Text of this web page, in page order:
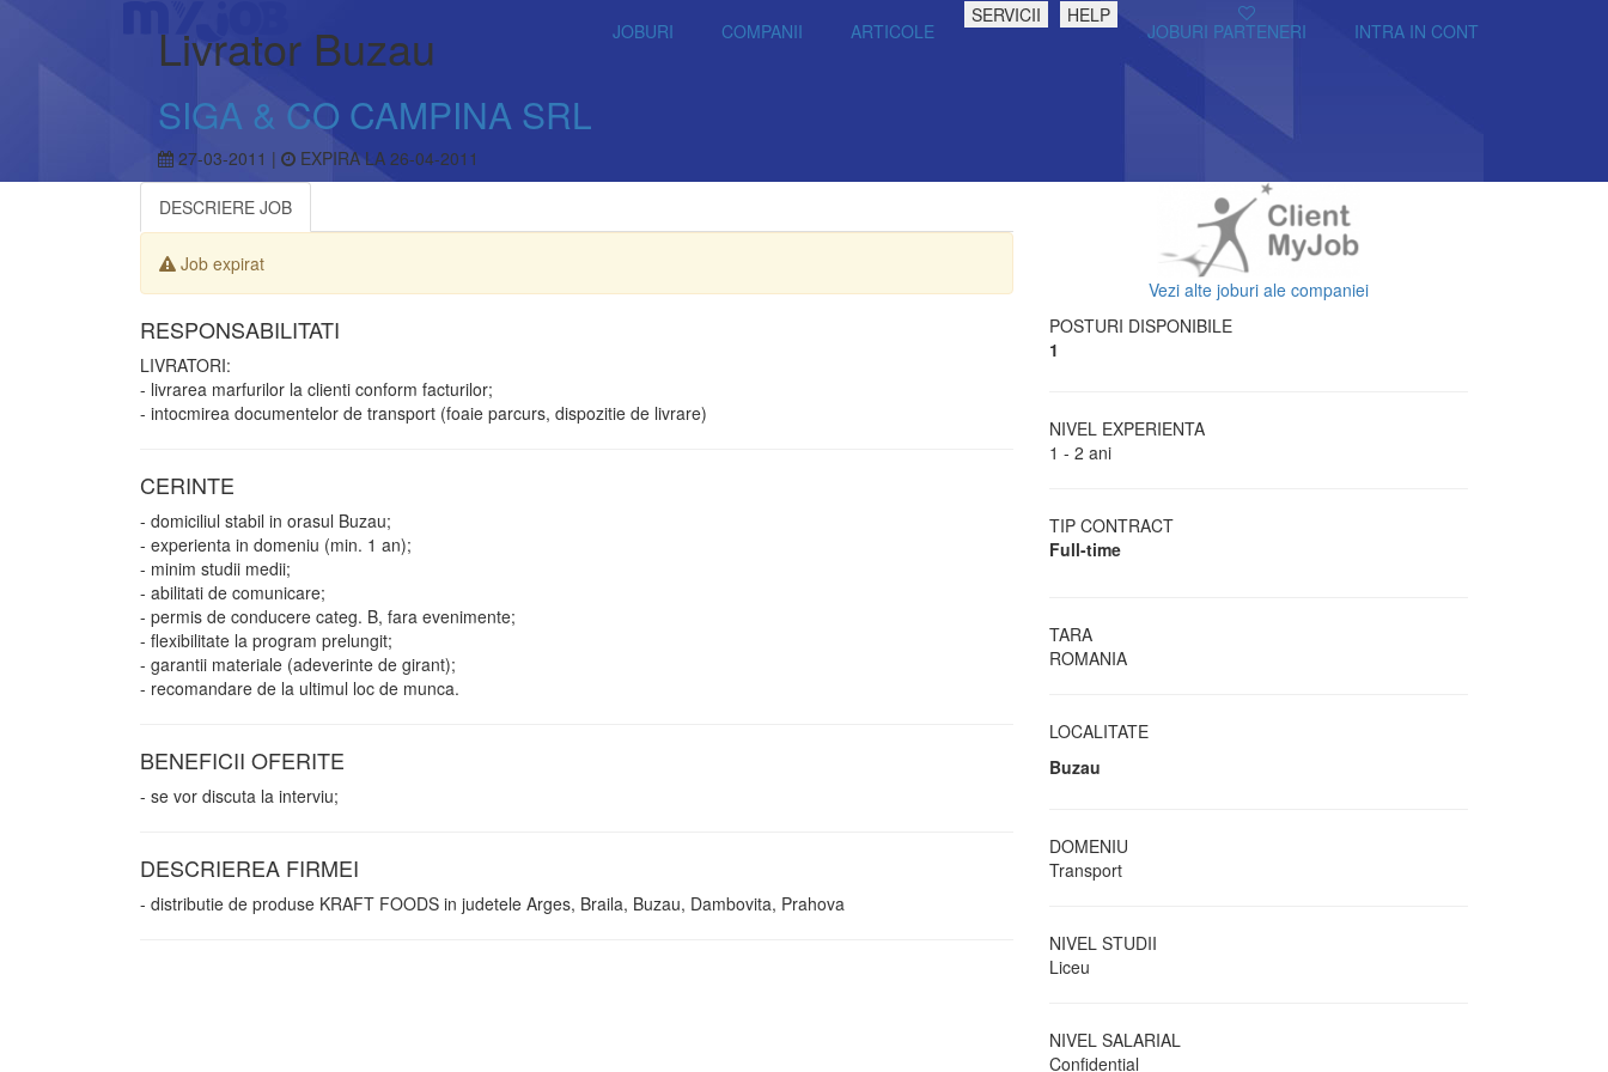
JOBURI COMPANII ARTICOLE
SERVICII HELP
JOBURI PARTENERI INTRA IN CONT
Livrator Buzau
SIGA & CO CAMPINA SRL
27-03-2011 | EXPIRA LA 26-04-2011
Vezi alte joburi ale companiei
POSTURI DISPONIBILE
1
NIVEL EXPERIENTA
1 - 2 ani
TIP CONTRACT
Full-time
TARA
ROMANIA
LOCALITATE
Buzau
DOMENIU
Transport
NIVEL STUDII
Liceu
NIVEL SALARIAL
Confidential
DESCRIERE JOB
Job expirat
RESPONSABILITATI
LIVRATORI:
- livrarea marfurilor la clienti conform facturilor;
- intocmirea documentelor de transport (foaie parcurs, dispozitie de livrare)
CERINTE
- domiciliul stabil in orasul Buzau;
- experienta in domeniu (min. 1 an);
- minim studii medii;
- abilitati de comunicare;
- permis de conducere categ. B, fara evenimente;
- flexibilitate la program prelungit;
- garantii materiale (adeverinte de girant);
- recomandare de la ultimul loc de munca.
BENEFICII OFERITE
- se vor discuta la interviu;
DESCRIEREA FIRMEI
- distributie de produse KRAFT FOODS in judetele Arges, Braila, Buzau, Dambovita, Prahova